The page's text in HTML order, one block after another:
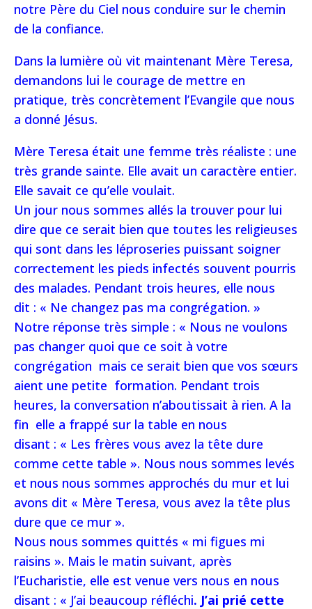
notre Père du Ciel nous conduire sur le chemin
de la confiance.
Dans la lumière où vit maintenant Mère Teresa,
demandons lui le courage de mettre en
pratique, très concrètement l’Evangile que nous
a donné Jésus.
Mère Teresa était une femme très réaliste : une
très grande sainte. Elle avait un caractère entier.
Elle savait ce qu’elle voulait.
Un jour nous sommes allés la trouver pour lui
dire que ce serait bien que toutes les religieuses
qui sont dans les léproseries puissant soigner
correctement les pieds infectés souvent pourris
des malades. Pendant trois heures, elle nous
dit : « Ne changez pas ma congrégation. »
Notre réponse très simple : « Nous ne voulons
pas changer quoi que ce soit à votre
congrégation mais ce serait bien que vos sœurs
aient une petite formation. Pendant trois
heures, la conversation n’aboutissait à rien. A la
fin elle a frappé sur la table en nous
disant : « Les frères vous avez la tête dure
comme cette table ». Nous nous sommes levés
et nous nous sommes approchés du mur et lui
avons dit « Mère Teresa, vous avez la tête plus
dure que ce mur ».
Nous nous sommes quittés « mi figues mi
raisins ». Mais le matin suivant, après
l’Eucharistie, elle est venue vers nous en nous
disant : « J’ai beaucoup réfléchi. J’ai prié cette